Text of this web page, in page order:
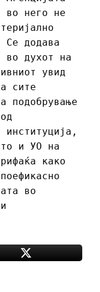
во него не
Се додава
во духот на
увид
сите
подобрување
институција,
и УО на
како
во